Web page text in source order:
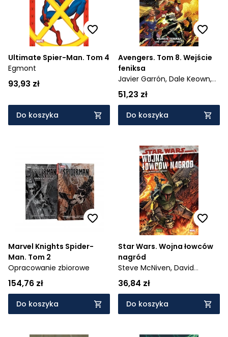
Ultimate Spier-Man. Tom 4
Egmont
93,93 zł
Do koszyka
Avengers. Tom 8. Wejście
feniksa
Javier Garrón, Dale Keown,
Luca Mare,
51,23 zł
Do koszyka
Marvel Knights Spider-
Man. Tom 2
Opracowanie zbiorowe
154,76 zł
Do koszyka
Star Wars. Wojna łowców
nagród
Steve McNiven, David
Messina,
Menon,Charles Soule,
Ross
36,84 zł
Do koszyka